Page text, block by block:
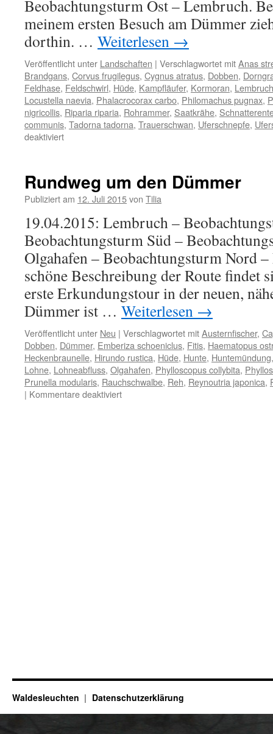
Beobachtungsturm Ost – Lembruch.
meinem ersten Besuch am Dümmer
dorthin. … Weiterlesen →
Veröffentlicht unter Landschaften | Verschlagwortet mitAnas
Brandgans, Corvus frugilegus, Cygnus atratus, Dobben,
Feldhase, Feldschwirl, Hüde, Kampfläufer, Kormoran, Lembruch
Locustella naevia, Phalacrocorax carbo, Philomachus pugnax,
nigricollis, Riparia riparia, Rohrammer, Saatkrähe,
communis, Tadorna tadorna, Trauerschwan, Uferschnepfe,
deaktiviertfür
Rundweg um den Dümmer
Publiziert am 12. Juli 2015von Tilia
19.04.2015: Lembruch –
Beobachtungsturm Süd –
Olgahafen – Beobachtungsturm Nord
schöne Beschreibung der Route findet
erste Erkundungstour in der neuen,
Dümmer ist … Weiterlesen →
Veröffentlicht unter Neu | Verschlagwortet mitAusternfischer,
Dobben, Dümmer, Emberiza schoeniclus, Fitis, Haematopus
Heckenbraunelle, Hirundo rustica, Hüde, Hunte, Huntemündung
Lohne, Lohneabfluss, Olgahafen, Phylloscopus collybita,
Prunella modularis, Rauchschwalbe, Reh, Reynoutria japonica,
| Kommentare deaktiviertfür
Waldesleuchten Datenschutzerklärung